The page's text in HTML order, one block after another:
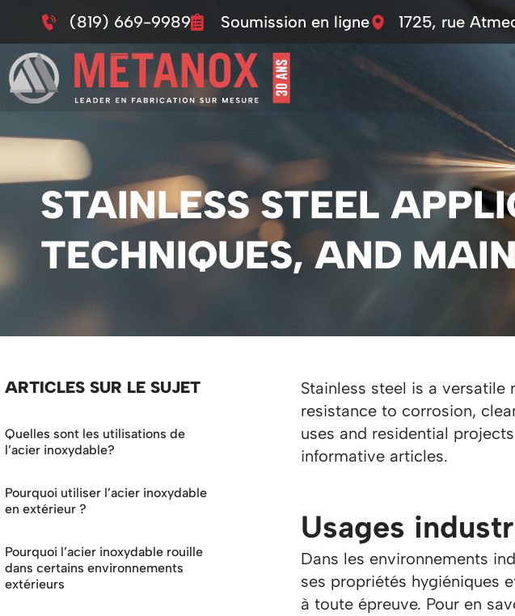
(819) 669-9989 Soumission en ligne 1725, rue
STAINLESS STEEL
TECHNIQUES, AND
ARTICLES SUR LE SUJET
Quelles sont les utilisations de
l’acier inoxydable?
Pourquoi utiliser l’acier inoxydable
en extérieur ?
Pourquoi l’acier inoxydable rouille
dans certains environnements
extérieurs
Stainless steel is a
resistance to corrosion,
uses and residential
informative articles.
Usages
Dans les environnements
ses propriétés hygiéniques
à toute épreuve. Pour en